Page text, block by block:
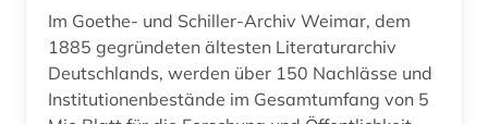
geowissenschaften (1)
germanen (2)
Im Goethe- und Schiller-Archiv Weimar, dem
1885 gegründeten ältesten Literaturarchiv
Deutschlands, werden über 150 Nachlässe und
Institutionenbestände im Gesamtumfang von 5